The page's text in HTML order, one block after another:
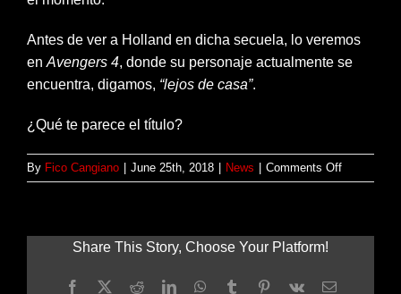
Antes de ver a Holland en dicha secuela, lo veremos
en Avengers 4, donde su personaje actualmente se
encuentra, digamos, “lejos de casa”.
¿Qué te parece el título?
By Fico Cangiano | June 25th, 2018 | News | Comments Offon
Revelan
de
Share This Story, Choose Your Platform!
Facebook
X RedditLinkedInWhatsApp
TumblrPinterest
Vk Email